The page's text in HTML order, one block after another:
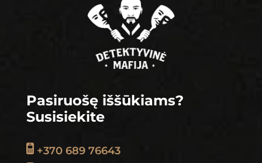
Pasiruošę iššūkiams?
Susisiekite
+370 689 76643